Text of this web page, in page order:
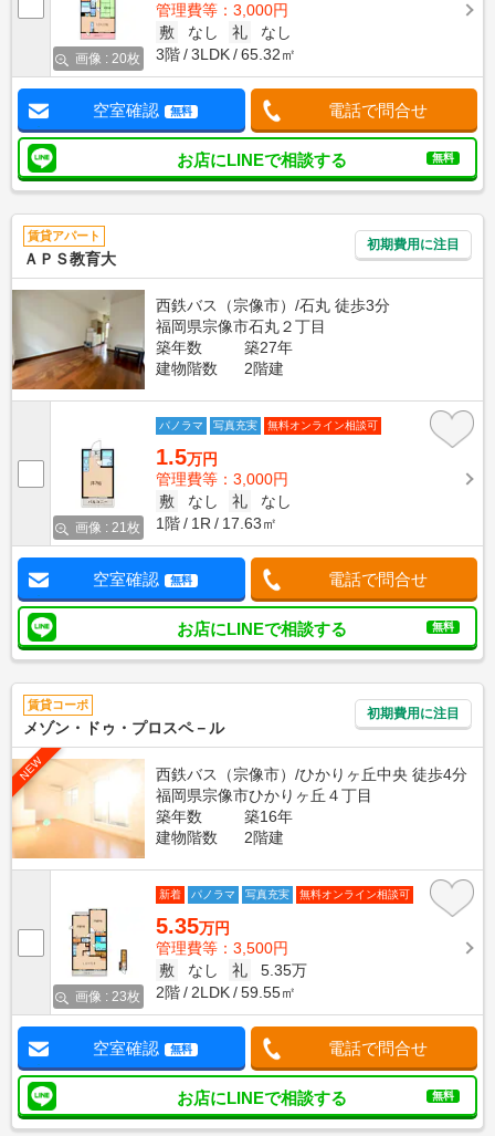
画像 : 20枚
管理費等：3,000円
敷
なし 礼
なし
3階
3LDK 65.32㎡
空室確認 無料 電話で問合せ
お店にLINEで相談する 無料
賃貸アパート
ＡＰＳ教育大
初期費用に注目
西鉄バス（宗像市）/石丸 徒歩3分
福岡県宗像市石丸２丁目
築年数
築27年
建物階数
2階建
画像 : 21枚
パノラマ 写真充実 無料オンライン相談可
1.5万円
管理費等：3,000円
敷
なし 礼
なし
1階
1R 17.63㎡
空室確認 無料 電話で問合せ
お店にLINEで相談する 無料
賃貸コーポ
メゾン・ドゥ・プロスペ－ル
初期費用に注目
NEW
西鉄バス（宗像市）/ひかりヶ丘中央 徒歩4分
福岡県宗像市ひかりヶ丘４丁目
築年数
築16年
建物階数
2階建
画像 : 23枚
新着 パノラマ 写真充実 無料オンライン相談可
5.35万円
管理費等：3,500円
敷
なし 礼
5.35万
2階
2LDK 59.55㎡
空室確認 無料 電話で問合せ
お店にLINEで相談する 無料